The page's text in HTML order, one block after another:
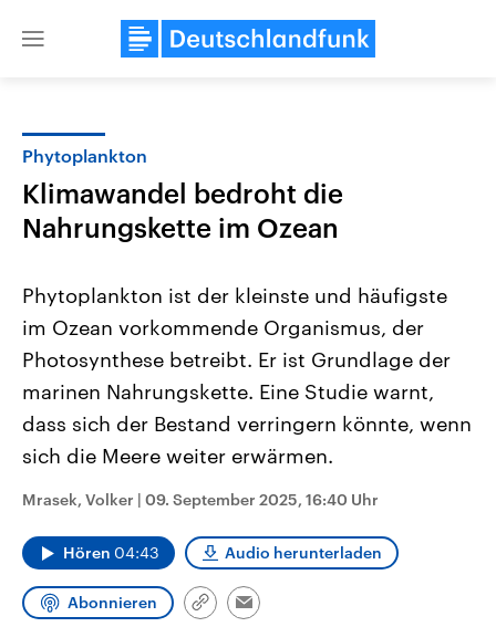
Close
Landtagswahl Sachsen-Anhalt
2026
Alle Informationen
September 2026 einen neuen
Bundesland von einer Koalition aus
CDU, SPD und FDP regiert.-
Wahlprogramme, aktuelle Berichte
und Hintergründe zu den Parteien
Wahl.
USA
Aktuelle Beiträge,
Hintergründe
Wirtschaftlich und
gehören die Vereinigten
mit großem Einfluss auf
aktuelle Weltgeschehen.
Sendungen Programm Podcasts
Audio-Archiv
Phytoplankton
Klimawandel bedroht die
Nahrungskette im Ozean
Phytoplankton ist der kleinste und häufigste
im Ozean vorkommende Organismus, der
Photosynthese betreibt. Er ist Grundlage der
marinen Nahrungskette. Eine Studie warnt,
dass sich der Bestand verringern könnte, wenn
sich die Meere weiter erwärmen.
Mrasek, Volker | 09. September 2025, 16:40 Uhr
Hören 04:43 Audio herunterladen
Abonnieren
Link
Email